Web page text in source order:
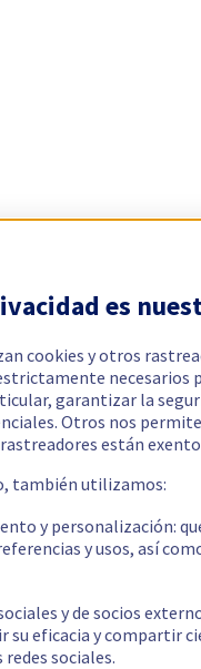
es
cookies y otros
necesarios
garantizar la
Otros nos
están
también utilizamos:
y personalización:
y usos, así
y de socios
su eficacia y compartir
sociales.